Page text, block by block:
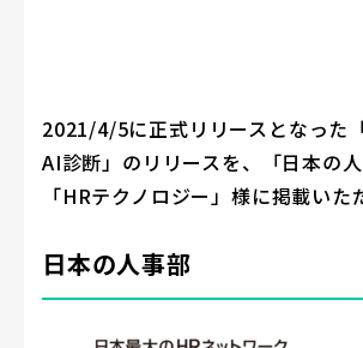
2021/4/5に正式リリースとなった
AI診断」のリリースを、「日本の
「HRテクノロジー」様に掲載いた
日本の人事部